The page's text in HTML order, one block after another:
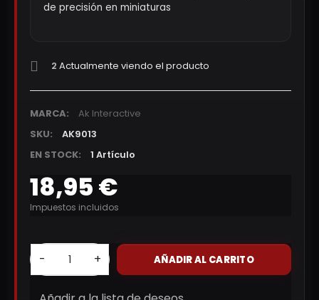
de precisión en miniaturas
2 Actualmente viendo el producto
MARCA:
Ak Interactive
SKU:
AK9013
EN STOCK:
1 Artículo
18,95 €
Impuestos incluidos
- + AÑADIR AL CARRITO